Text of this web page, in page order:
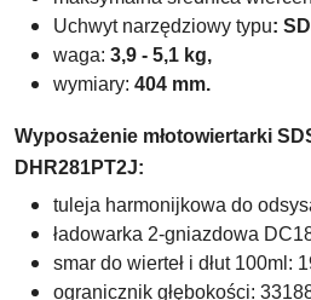
Uchwyt narzędziowy typu:
waga: 3,9 - 5,1 kg,
wymiary: 404 mm.
Wyposażenie młotowiertarki
DHR281PT2J:
tuleja harmonijkowa do
ładowarka 2-gniazdowa
smar do wierteł i dłut 100ml:
ogranicznik głębokości: